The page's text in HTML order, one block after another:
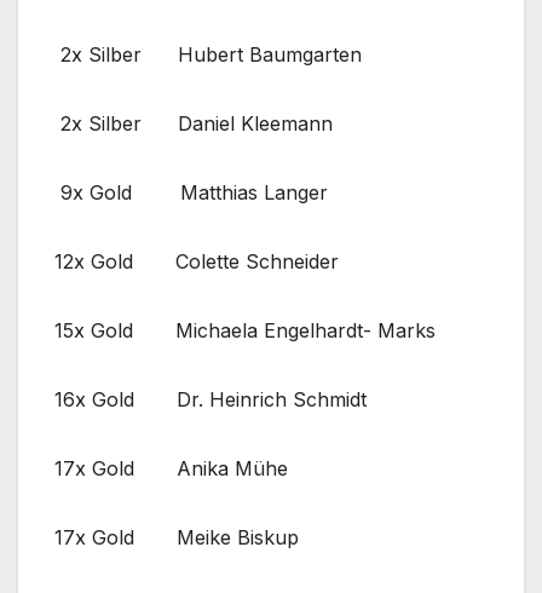
2x Silber Hubert Baumgarten
2x Silber Daniel Kleemann
9x Gold Matthias Langer
12x Gold Colette Schneider
15x Gold Michaela Engelhardt- Marks
16x Gold Dr. Heinrich Schmidt
17x Gold Anika Mühe
17x Gold Meike Biskup